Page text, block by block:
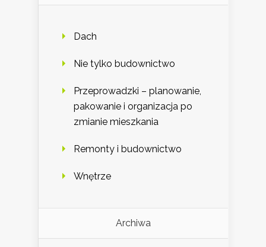
Dach
Nie tylko budownictwo
Przeprowadzki – planowanie,
pakowanie i organizacja po
zmianie mieszkania
Remonty i budownictwo
Wnętrze
Archiwa